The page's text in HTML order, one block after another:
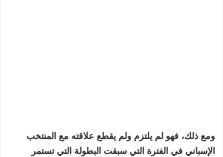
ومع ذلك، فهو لم يلتزم ولم يقطع علاقته مع المنتخب
الإسباني في الفترة التي سبقت البطولة التي تستمر